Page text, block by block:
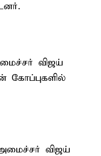
விஜய்
கோப்புகளில்
விஜய்